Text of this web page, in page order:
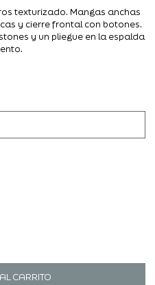
texturizado. Mangas anchas
y cierre frontal con botones.
y un pliegue en la espalda
CARRITO